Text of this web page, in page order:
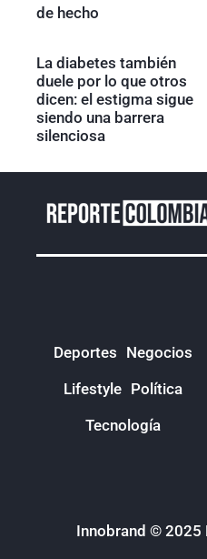
de hecho
La diabetes también
duele por lo que otros
dicen: el estigma sigue
siendo una barrera
silenciosa
Deportes Negocios
Lifestyle Política
Tecnología
Innobrand © 2025